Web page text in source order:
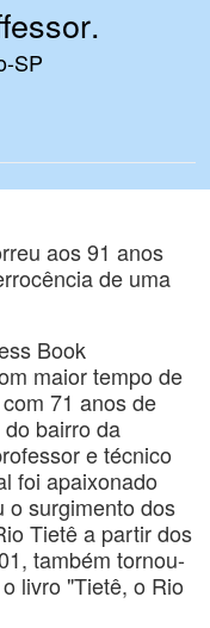
.
SP
aos 91 anos
de uma
Book
maior tempo de
71 anos de
bairro da
e técnico
foi apaixonado
o surgimento dos
Tietê a partir dos
também tornou-
livro "Tietê, o Rio